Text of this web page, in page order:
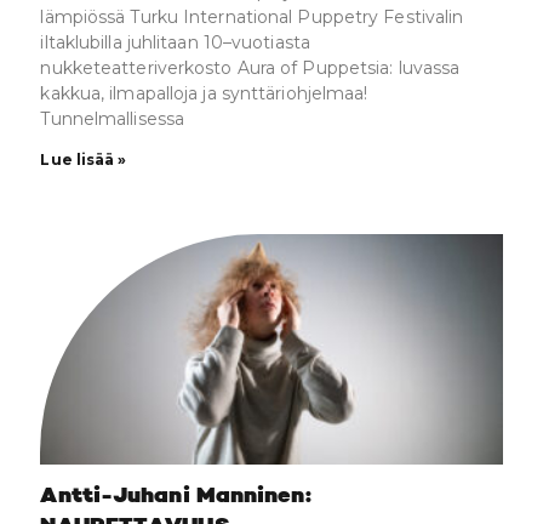
lämpiössä Turku International Puppetry Festivalin
iltaklubilla juhlitaan 10–vuotiasta
nukketeatteriverkosto Aura of Puppetsia: luvassa
kakkua, ilmapalloja ja synttäriohjelmaa!
Tunnelmallisessa
Lue lisää »
Antti-Juhani Manninen: